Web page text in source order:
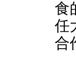
食
任
合